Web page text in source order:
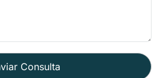
torres conocidas como la “Torre
entre los siglos noveno y
hay un gran complejo de